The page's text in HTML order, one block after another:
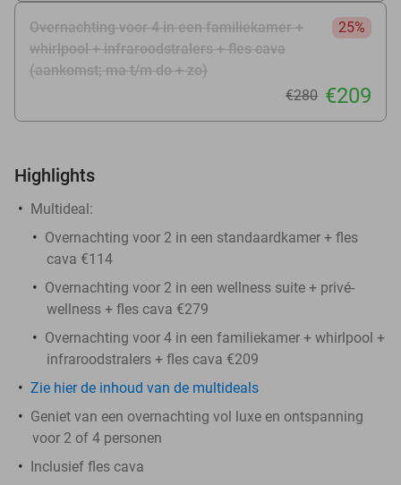
Overnachting voor 4 in een familiekamer +
whirlpool + infraroodstralers + fles cava
(aankomst; ma t/m do + zo)
25%
€280 €209
Highlights
Multideal:
Overnachting voor 2 in een standaardkamer + fles
cava €114
Overnachting voor 2 in een wellness suite + privé-
wellness + fles cava €279
Overnachting voor 4 in een familiekamer + whirlpool +
infraroodstralers + fles cava €209
Zie hier de inhoud van de multideals
Geniet van een overnachting vol luxe en ontspanning
voor 2 of 4 personen
Inclusief fles cava